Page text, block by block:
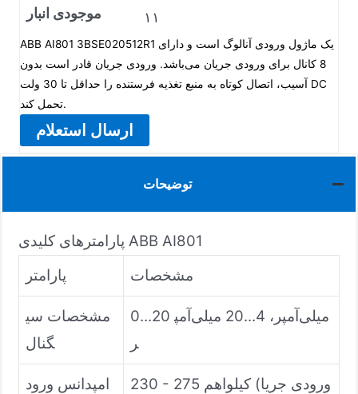
موجودی انبار
۱۱
ABB AI801 3BSE020512R1 یک ماژول ورودی آنالوگ است و دارای
8 کانال برای ورودی جریان می‌باشد. ورودی جریان قادر است بدون
آسیب، اتصال کوتاه به منبع تغذیه فرستنده را حداقل تا 30 ولت DC
تحمل کند.
ارسال استعلام
توضیحات
پارامترهای کلیدی ABB AI801
پارامتر
مشخصات
مشخصات سی
گنال
0...20 میلی‌آمپر، 4...20 میلی‌آمپ
ر
امپدانس ورود
230 - 275 کیلواهم (ورودی جریا